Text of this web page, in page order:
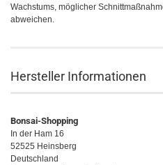
Wachstums, möglicher
abweichen.
Hersteller Informationen
Bonsai-Shopping
In der Ham 16
52525 Heinsberg
Deutschland